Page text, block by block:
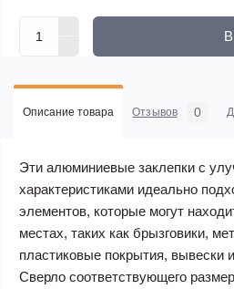
Описание товара Отзывов 0
Эти алюминиевые заклепки с
характеристиками идеально
элементов, которые могут
местах, таких как брызговики,
пластиковые покрытия, вывески
Сверло соответствующего